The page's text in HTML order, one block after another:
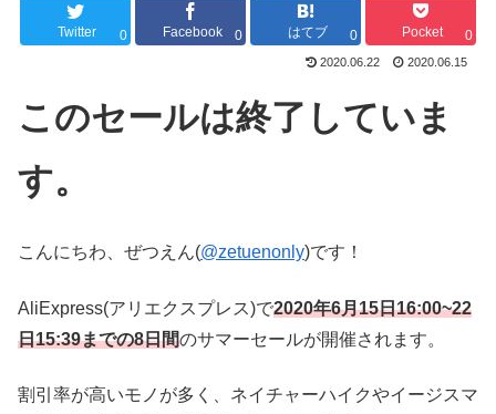
Twitter 0 Facebook 0 はてブ 0 Pocket 0
2020.06.22 2020.06.15
このセールは終了していま
す。
こんにちわ、ぜつえん(@zetuenonly)です！
AliExpress(アリエクスプレス)で2020年6月15日16:00~22
日15:39までの8日間のサマーセールが開催されます。
割引率が高いモノが多く、ネイチャーハイクやイージスマ